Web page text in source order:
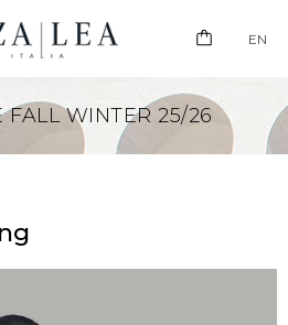
EN
FALL WINTER 25/26